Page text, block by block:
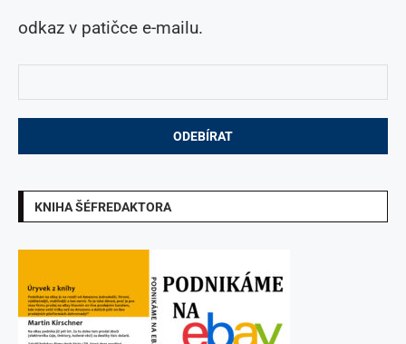
odkaz v patičce e-mailu.
KNIHA ŠÉFREDAKTORA